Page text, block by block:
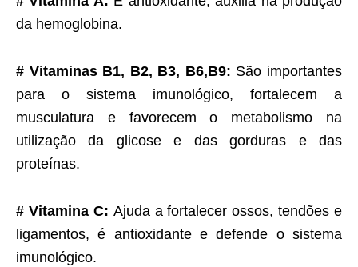
da hemoglobina.
# Vitaminas B1, B2, B3, B6,B9: São importantes
para o sistema imunológico, fortalecem a
musculatura e favorecem o metabolismo na
utilização da glicose e das gorduras e das
proteínas.
# Vitamina C: Ajuda a fortalecer ossos, tendões e
ligamentos, é antioxidante e defende o sistema
imunológico.